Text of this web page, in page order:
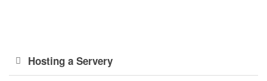
Hosting a Servery